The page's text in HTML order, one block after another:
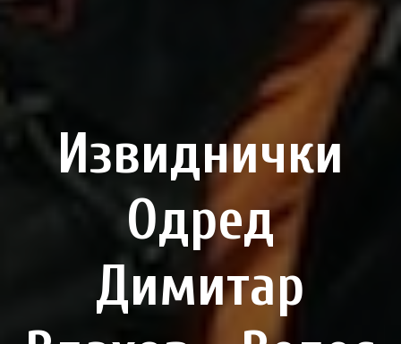
Извиднички
Одред
Димитар